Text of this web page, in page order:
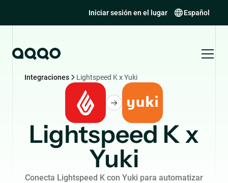
Iniciar sesión en el lugar Español
Integraciones Lightspeed K x Yuki
Lightspeed K x
Yuki
Conecta Lightspeed K con Yuki para automatizar